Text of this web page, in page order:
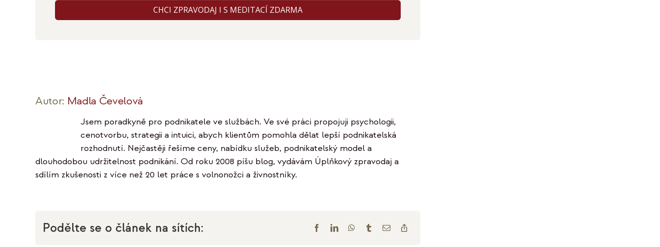
CHCI ZPRAVODAJ I S MEDITACÍ ZDARMA
Autor: Madla Čevelová
Jsem poradkyně pro podnikatele ve službách. Ve své práci propojuji psychologii,
cenotvorbu, strategii a intuici, abych klientům pomohla dělat lepší podnikatelská
rozhodnutí. Nejčastěji řešíme ceny, nabídku služeb, podnikatelský model a
dlouhodobou udržitelnost podnikání. Od roku 2008 píšu blog, vydávám Úplňkový zpravodaj a
sdílím zkušenosti z více než 20 let práce s volnonožci a živnostníky.
Podělte se o článek na sítích: